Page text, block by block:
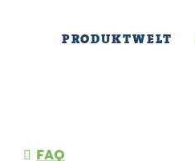
PRODUKTWELT
FAQ